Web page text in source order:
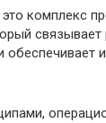
комплекс
связывает
обеспечивает